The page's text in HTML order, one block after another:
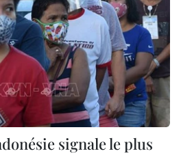
signale le plus